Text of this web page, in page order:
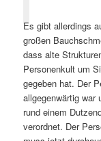
Es gibt allerdings
großen
dass alte
Personenkult um
gegeben hat. Der
allgegenwärtig war
rund einem
verordnet. Der